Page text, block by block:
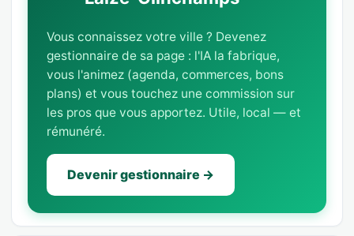
Vous connaissez votre ville ? Devenez
gestionnaire de sa page : l'IA la fabrique,
vous l'animez (agenda, commerces, bons
plans) et vous touchez une commission sur
les pros que vous apportez. Utile, local — et
rémunéré.
Devenir gestionnaire →